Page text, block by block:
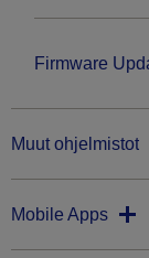
Firmware
Muut ohjelmistot
Mobile Apps